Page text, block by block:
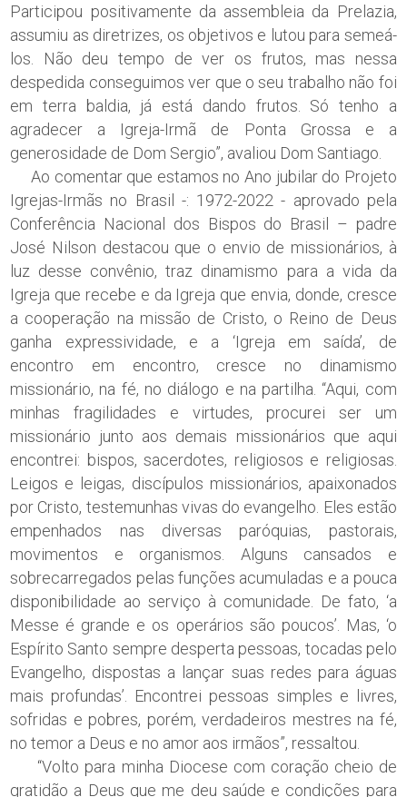
Participou positivamente da assembleia da Prelazia,
assumiu as diretrizes, os objetivos e lutou para semeá-
los. Não deu tempo de ver os frutos, mas nessa
despedida conseguimos ver que o seu trabalho não foi
em terra baldia, já está dando frutos. Só tenho a
agradecer a Igreja-Irmã de Ponta Grossa e a
generosidade de Dom Sergio”, avaliou Dom Santiago.
Ao comentar que estamos no Ano jubilar do Projeto
Igrejas-Irmãs no Brasil -: 1972-2022 - aprovado pela
Conferência Nacional dos Bispos do Brasil – padre
José Nilson destacou que o envio de missionários, à
luz desse convênio, traz dinamismo para a vida da
Igreja que recebe e da Igreja que envia, donde, cresce
a cooperação na missão de Cristo, o Reino de Deus
ganha expressividade, e a ‘Igreja em saída’, de
encontro em encontro, cresce no dinamismo
missionário, na fé, no diálogo e na partilha. “Aqui, com
minhas fragilidades e virtudes, procurei ser um
missionário junto aos demais missionários que aqui
encontrei: bispos, sacerdotes, religiosos e religiosas.
Leigos e leigas, discípulos missionários, apaixonados
por Cristo, testemunhas vivas do evangelho. Eles estão
empenhados nas diversas paróquias, pastorais,
movimentos e organismos. Alguns cansados e
sobrecarregados pelas funções acumuladas e a pouca
disponibilidade ao serviço à comunidade. De fato, ‘a
Messe é grande e os operários são poucos’. Mas, ‘o
Espírito Santo sempre desperta pessoas, tocadas pelo
Evangelho, dispostas a lançar suas redes para águas
mais profundas’. Encontrei pessoas simples e livres,
sofridas e pobres, porém, verdadeiros mestres na fé,
no temor a Deus e no amor aos irmãos”, ressaltou.
“Volto para minha Diocese com coração cheio de
gratidão a Deus que me deu saúde e condições para